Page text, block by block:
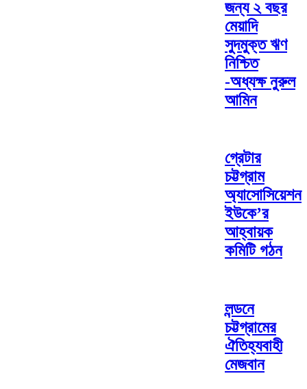
জন্য ২ বছর
মেয়াদি
সুদমুক্ত ঋণ
নিশ্চিত
-অধ্যক্ষ নুরুল
আমিন
গ্রেটার
চট্টগ্রাম
অ্যাসোসিয়েশন
ইউকে’র
আহ্বায়ক
কমিটি গঠন
লন্ডনে
চট্টগ্রামের
ঐতিহ্যবাহী
মেজবান